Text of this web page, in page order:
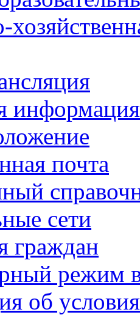
информация
почта
сети
граждан
режим
об